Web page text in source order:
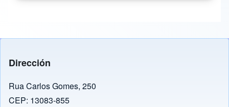
Dirección
Rua Carlos Gomes, 250
CEP: 13083-855